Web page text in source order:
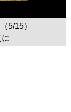
5/15）